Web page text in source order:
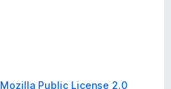
Mozilla Public License 2.0